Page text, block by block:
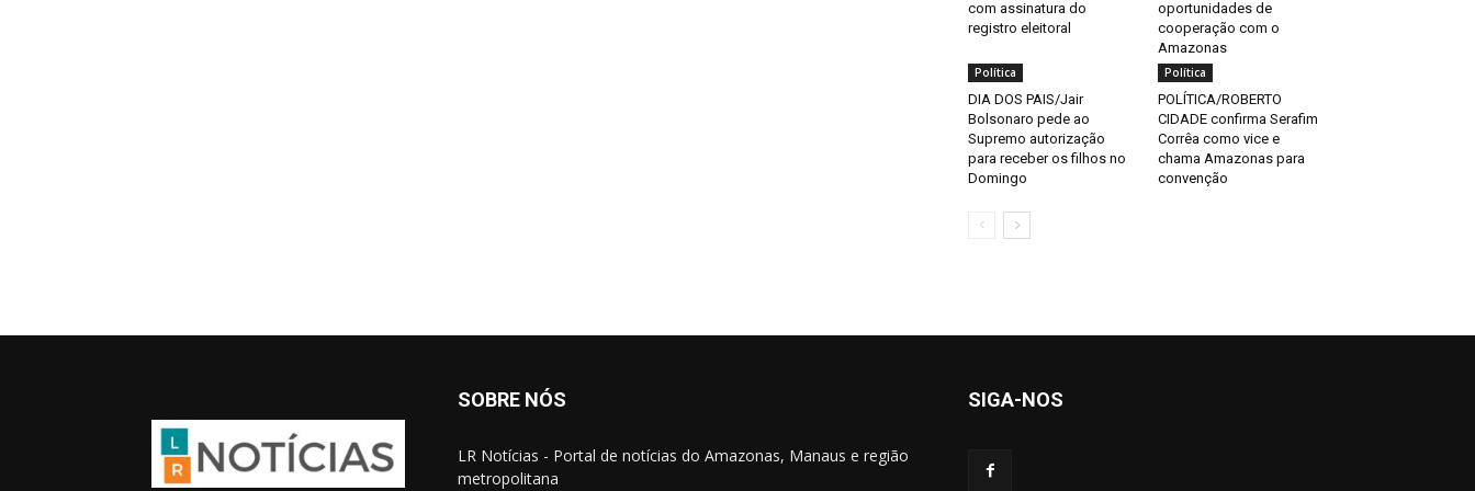
com assinatura do
registro eleitoral
oportunidades de
cooperação com o
Amazonas
Política
DIA DOS PAIS/Jair
Bolsonaro pede ao
Supremo autorização
para receber os filhos no
Domingo
Política
POLÍTICA/ROBERTO
CIDADE confirma Serafim
Corrêa como vice e
chama Amazonas para
convenção
SOBRE NÓS
LR Notícias - Portal de notícias do Amazonas, Manaus e região
metropolitana
SIGA-NOS